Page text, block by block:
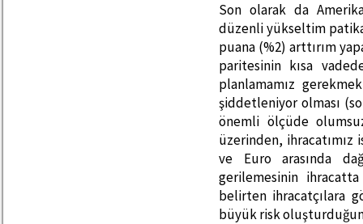
Son olarak da
düzenli yükseltim
puana (%2) arttırım
paritesinin kısa
planlamamız
şiddetleniyor olması
önemli ölçüde
üzerinden, ihracatımız
ve Euro arasında
gerilemesinin
belirten ihracatçılara
büyük risk